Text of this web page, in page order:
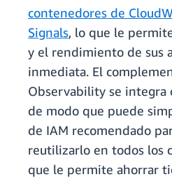
contenedores de
Signals, lo que le
y el rendimiento de sus
inmediata. El
Observability se integra
de modo que puede
de IAM recomendado
reutilizarlo en todos los
que le permite ahorrar